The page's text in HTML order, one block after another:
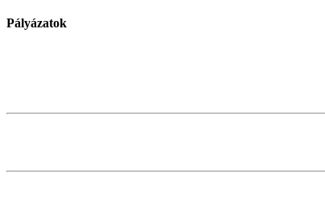
Pályázatok